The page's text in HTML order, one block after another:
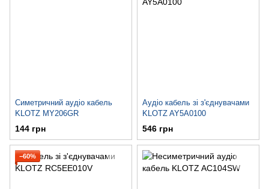
Симетричний аудіо кабель
KLOTZ MY206GR
144 грн
Аудіо кабель зі з'єднувачами
KLOTZ AY5A0100
546 грн
−60%